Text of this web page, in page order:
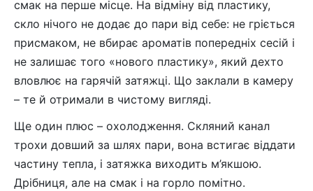
смак на перше місце. На відміну від пластику,
скло нічого не додає до пари від себе: не гріється
присмаком, не вбирає ароматів попередніх сесій і
не залишає того «нового пластику», який дехто
вловлює на гарячій затяжці. Що заклали в камеру
– те й отримали в чистому вигляді.
Ще один плюс – охолодження. Скляний канал
трохи довший за шлях пари, вона встигає віддати
частину тепла, і затяжка виходить м’якшою.
Дрібниця, але на смак і на горло помітно.